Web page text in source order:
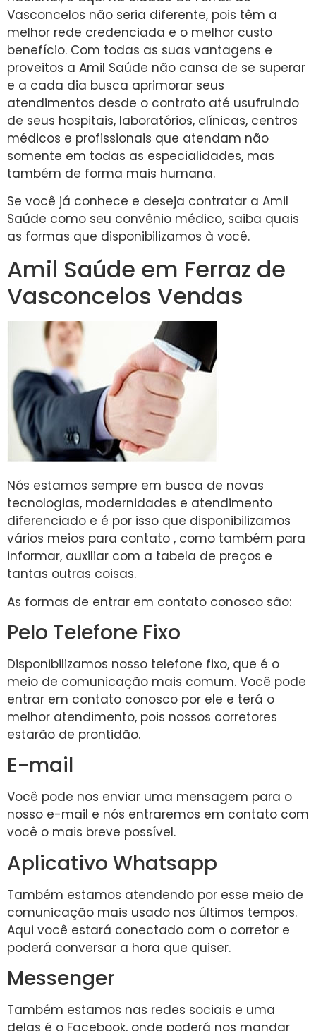
Vasconcelos não seria diferente, pois têm a
melhor rede credenciada e o melhor custo
benefício. Com todas as suas vantagens e
proveitos a Amil Saúde não cansa de se superar
e a cada dia busca aprimorar seus
atendimentos desde o contrato até usufruindo
de seus hospitais, laboratórios, clínicas, centros
médicos e profissionais que atendam não
somente em todas as especialidades, mas
também de forma mais humana.
Se você já conhece e deseja contratar a Amil
Saúde como seu convênio médico, saiba quais
as formas que disponibilizamos à você.
Amil Saúde em Ferraz de
Vasconcelos Vendas
Nós estamos sempre em busca de novas
tecnologias, modernidades e atendimento
diferenciado e é por isso que disponibilizamos
vários meios para contato , como também para
informar, auxiliar com a tabela de preços e
tantas outras coisas.
As formas de entrar em contato conosco são:
Pelo Telefone Fixo
Disponibilizamos nosso telefone fixo, que é o
meio de comunicação mais comum. Você pode
entrar em contato conosco por ele e terá o
melhor atendimento, pois nossos corretores
estarão de prontidão.
E-mail
Você pode nos enviar uma mensagem para o
nosso e-mail e nós entraremos em contato com
você o mais breve possível.
Aplicativo Whatsapp
Também estamos atendendo por esse meio de
comunicação mais usado nos últimos tempos.
Aqui você estará conectado com o corretor e
poderá conversar a hora que quiser.
Messenger
Também estamos nas redes sociais e uma
delas é o Facebook, onde poderá nos mandar